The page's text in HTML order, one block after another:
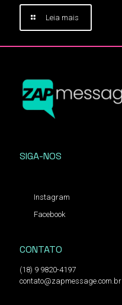
Leia mais
SIGA-NOS
Instagram
Facebook
CONTATO
(18) 9 9820-4197
contato@zapmessage.com.br